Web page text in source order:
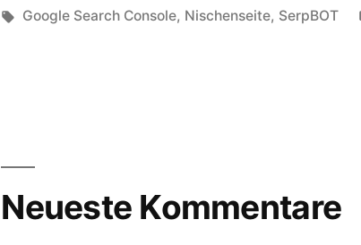
–
von
unter
Schlagwörter:
Google Search Console, Nischenseite, SerpBOT
Neueste Kommentare